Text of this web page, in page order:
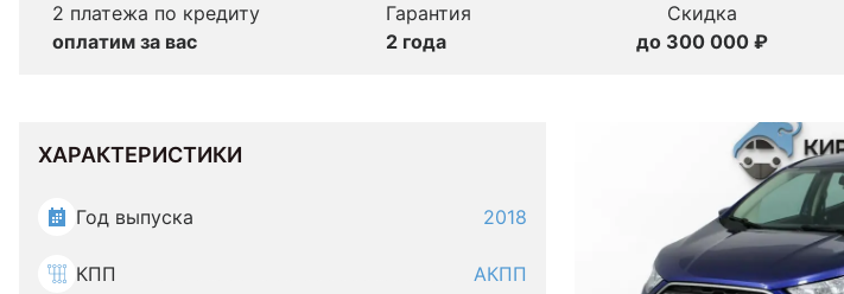
2 платежа по кредиту
оплатим за вас
Гарантия
2 года
Скидка
до 300 000 ₽
ХАРАКТЕРИСТИКИ
Год выпуска 2018
КПП АКПП